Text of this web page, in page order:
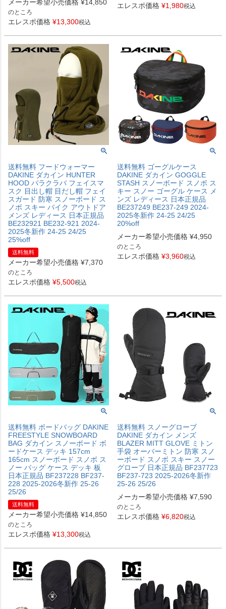
メーカー希望小売価格 ¥14,850
のところ
エレスポ価格 ¥13,300税込
エレスポ価格 ¥1,980税込
送料無料 フードウォーマー
DAKINE ダカイン HUNTER
HOOD バラクラバ フェイスマ
スク 目出し帽 目だし帽 フェイ
スガード 防寒 スノーボード ス
ノボ スキー バイク アウトドア
メンズ レディース 日本正規品
BE232921 BE232-921 2024-
2025冬新作 24-25 24/25
25%off
送料無料
メーカー希望小売価格 ¥7,370
のところ
エレスポ価格 ¥5,500税込
送料無料 ゴーグルケース
DAKINE ダカイン GOGGLE
STASH スノーボード スノボ ス
キー スノー ゴーグル ケース メ
ンズ レディース 日本正規品
BE237249 BE237-249 2024-
2025冬新作 24-25 24/25
20%off
メーカー希望小売価格 ¥4,950
のところ
エレスポ価格 ¥3,960税込
送料無料 ボードバッグ DAKINE
FREESTYLE SNOWBOARD
BAG ダカイン スノーボード ボ
ードケース デッキ 157cm
165cm スノーボード スノボ ス
ノー バッグ ケース デッキ 板
日本正規品 BF237228 BF237-
228 2025-2026冬新作 25-26
25/26
送料無料
メーカー希望小売価格 ¥14,850
のところ
エレスポ価格 ¥13,300税込
送料無料 スノーグローブ
DAKINE ダカイン メンズ
BLAZER MITT GLOVE ミトン
手袋 オーバーミトン 防寒 スノ
ーボード スノボ スキー スノー
グローブ 日本正規品 BF237723
BF237-723 2025-2026冬新作
25-26 25/26
メーカー希望小売価格 ¥7,590
のところ
エレスポ価格 ¥6,820税込